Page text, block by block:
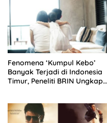
Fenomena ‘Kumpul Kebo’
Banyak Terjadi di Indonesia
Timur, Peneliti BRIN Ungkap